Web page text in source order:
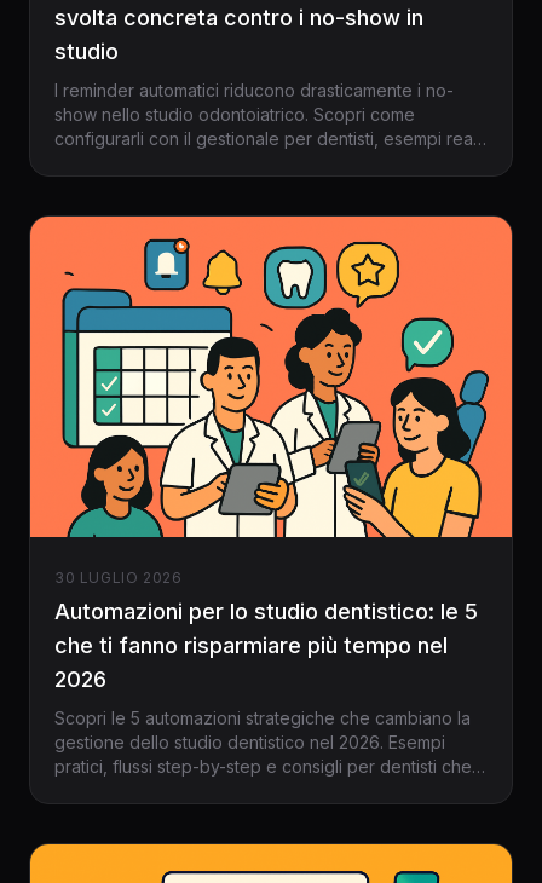
svolta concreta contro i no-show in
studio
I reminder automatici riducono drasticamente i no-
show nello studio odontoiatrico. Scopri come
configurarli con il gestionale per dentisti, esempi reali
30 LUGLIO 2026
Automazioni per lo studio dentistico: le 5
che ti fanno risparmiare più tempo nel
2026
Scopri le 5 automazioni strategiche che cambiano la
gestione dello studio dentistico nel 2026. Esempi
pratici, flussi step-by-step e consigli per dentisti che